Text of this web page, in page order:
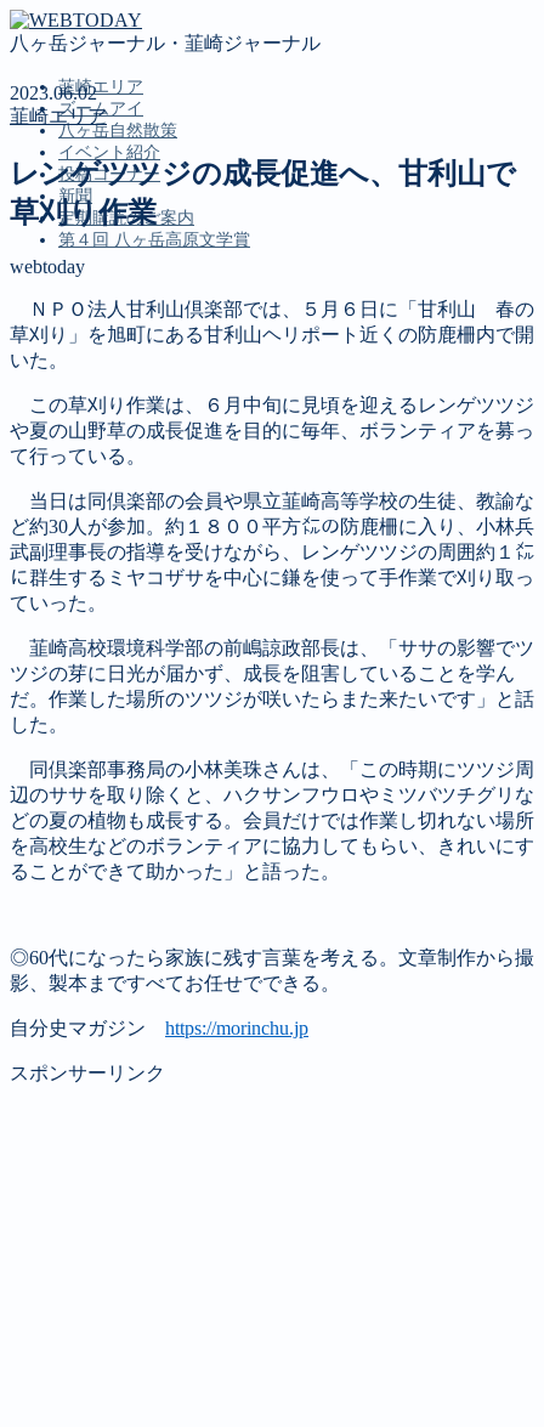
八ヶ岳ジャーナル・韮崎ジャーナル
韮崎エリア
ズームアイ
八ヶ岳自然散策
イベント紹介
投稿コーナー
新聞
定期購読のご案内
第４回 八ヶ岳高原文学賞
MENU
八ヶ岳自然散策
イベント紹介
投稿コーナー
定期購読のご案内
第４回 八ヶ岳高原文学賞
2023.06.02
韮崎エリア
レンゲツツジの成長促進へ、甘利山で
草刈り作業
webtoday
ＮＰＯ法人甘利山倶楽部では、５月６日に「甘利山 春の
草刈り」を旭町にある甘利山ヘリポート近くの防鹿柵内で開
いた。
この草刈り作業は、６月中旬に見頃を迎えるレンゲツツジ
や夏の山野草の成長促進を目的に毎年、ボランティアを募っ
て行っている。
当日は同倶楽部の会員や県立韮崎高等学校の生徒、教諭な
ど約30人が参加。約１８００平方㍍の防鹿柵に入り、小林兵
武副理事長の指導を受けながら、レンゲツツジの周囲約１㍍
に群生するミヤコザサを中心に鎌を使って手作業で刈り取っ
ていった。
韮崎高校環境科学部の前嶋諒政部長は、「ササの影響でツ
ツジの芽に日光が届かず、成長を阻害していることを学ん
だ。作業した場所のツツジが咲いたらまた来たいです」と話
した。
同倶楽部事務局の小林美珠さんは、「この時期にツツジ周
辺のササを取り除くと、ハクサンフウロやミツバツチグリな
どの夏の植物も成長する。会員だけでは作業し切れない場所
を高校生などのボランティアに協力してもらい、きれいにす
ることができて助かった」と語った。
◎60代になったら家族に残す言葉を考える。文章制作から撮
影、製本まですべてお任せでできる。
自分史マガジン https://morinchu.jp
スポンサーリンク